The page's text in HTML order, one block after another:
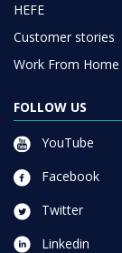
HEFE
Customer stories
Work From Home
FOLLOW US
YouTube
Facebook
Twitter
Linkedin